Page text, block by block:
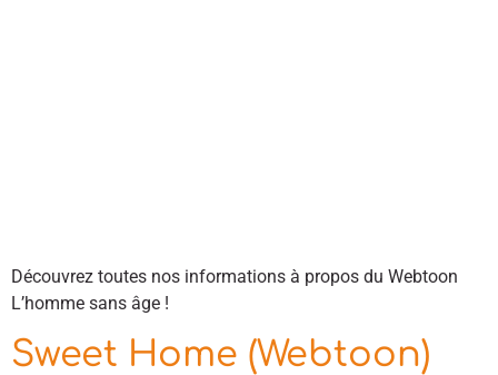
Découvrez toutes nos informations à propos du Webtoon
L’homme sans âge !
Sweet Home (Webtoon)